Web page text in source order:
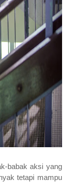
babak aksi yang
tetapi mampu